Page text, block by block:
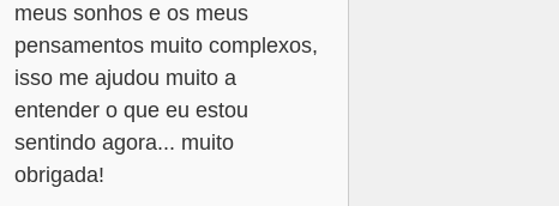
meus sonhos e os meus
pensamentos muito complexos,
isso me ajudou muito a
entender o que eu estou
sentindo agora... muito
obrigada!